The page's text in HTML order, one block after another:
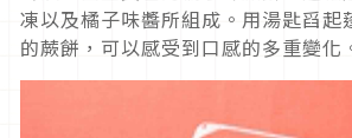
凍以及橘子味醬所組成。用湯匙舀起
的蕨餅，可以感受到口感的多重變化